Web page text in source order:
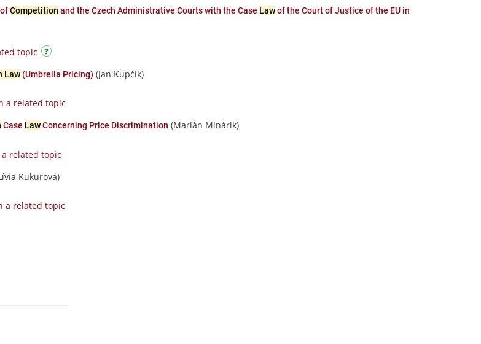
Competition and the Czech Administrative Courts with the Case Lawof the Court of Justice of the EU in
topic
Law (Umbrella Pricing) (Jan Kupčík)
a related topic
Case LawConcerning Price Discrimination (Marián Minárik)
a related topic
Kukurová)
a related topic